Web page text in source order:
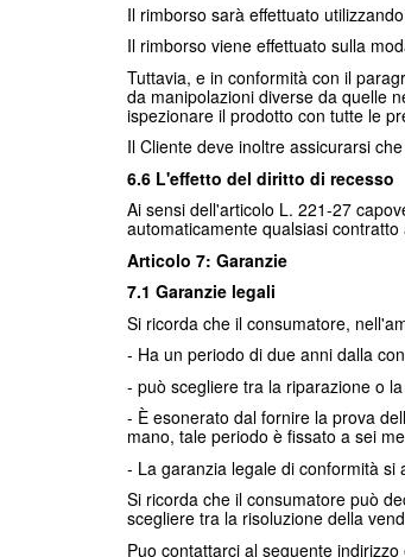
Il rimborso sarà effettuato
Il rimborso viene effettuato sulla
Tuttavia, e in conformità con il
da manipolazioni diverse da quelle
ispezionare il prodotto con tutte le
Il Cliente deve inoltre assicurarsi
6.6 L'effetto del diritto di recesso
Ai sensi dell'articolo L. 221-27
automaticamente qualsiasi
Articolo 7: Garanzie
7.1 Garanzie legali
Si ricorda che il consumatore,
- Ha un periodo di due anni dalla
- può scegliere tra la riparazione o
- È esonerato dal fornire la prova
mano, tale periodo è fissato a sei
- La garanzia legale di conformità
Si ricorda che il consumatore può
scegliere tra la risoluzione della
Puo contattarci al seguente